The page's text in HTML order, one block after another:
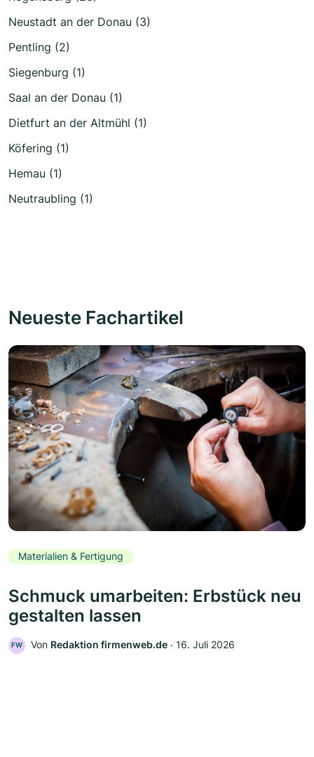
Neustadt an der Donau (3)
Pentling (2)
Siegenburg (1)
Saal an der Donau (1)
Dietfurt an der Altmühl (1)
Köfering (1)
Hemau (1)
Neutraubling (1)
Neueste Fachartikel
Materialien & Fertigung
Schmuck umarbeiten: Erbstück neu
gestalten lassen
FW Von Redaktion firmenweb.de ‧ 16. Juli 2026